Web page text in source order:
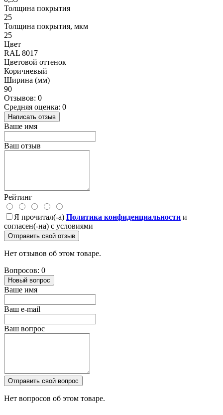
Толщина покрытия
25
Толщина покрытия, мкм
25
Цвет
RAL 8017
Цветовой оттенок
Коричневый
Ширина (мм)
90
Отзывов: 0
Средняя оценка: 0
Написать отзыв
Ваше имя
Ваш отзыв
Рейтинг
Я прочитал(-а) Политика конфиденциальности и
согласен(-на) с условиями
Отправить свой отзыв
Нет отзывов об этом товаре.
Вопросов: 0
Новый вопрос
Ваше имя
Ваш e-mail
Ваш вопрос
Отправить свой вопрос
Нет вопросов об этом товаре.